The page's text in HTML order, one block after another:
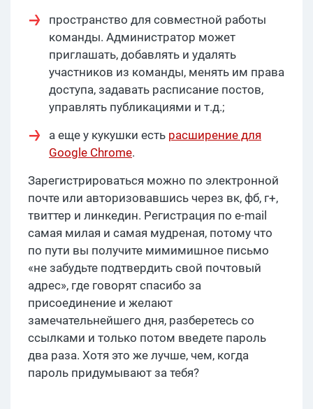
пространство для совместной работы
команды. Администратор может
приглашать, добавлять и удалять
участников из команды, менять им права
доступа, задавать расписание постов,
управлять публикациями и т.д.;
а еще у кукушки есть расширение для
Google Chrome.
Зарегистрироваться можно по электронной
почте или авторизовавшись через вк, фб, г+,
твиттер и линкедин. Регистрация по e-mail
самая милая и самая мудреная, потому что
по пути вы получите мимимишное письмо
«не забудьте подтвердить свой почтовый
адрес», где говорят спасибо за
присоединение и желают
замечательнейшего дня, разберетесь со
ссылками и только потом введете пароль
два раза. Хотя это же лучше, чем, когда
пароль придумывают за тебя?